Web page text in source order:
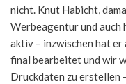
nicht. Knut Habicht,
Werbeagentur und auch
aktiv – inzwischen hat
final bearbeitet und wir
Druckdaten zu erstellen